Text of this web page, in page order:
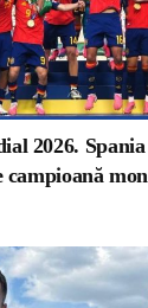
2026.
campioană